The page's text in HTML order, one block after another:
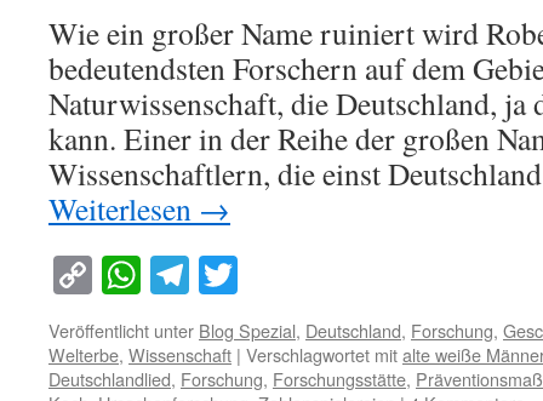
Wie ein großer Name ruiniert wird
bedeutendsten Forschern auf dem
Naturwissenschaft, die Deutschland, ja
kann. Einer in der Reihe der großen
Wissenschaftlern, die einst
Weiterlesen →
Copy
Link
WhatsApp
Telegram
Veröffentlicht unter Blog Spezial, Deutschland, Forschung,
Welterbe, Wissenschaft | Verschlagwortet mitalte weiße Männer
Deutschlandlied, Forschung, Forschungsstätte,